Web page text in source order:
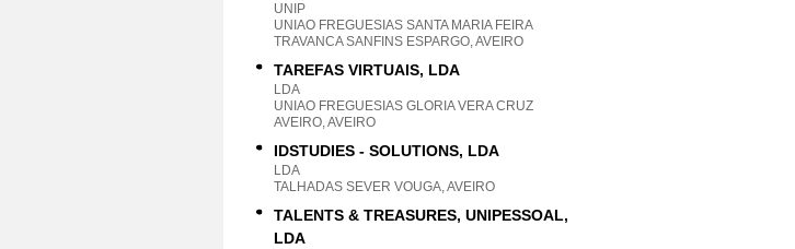
UNIP
UNIAO FREGUESIAS SANTA MARIA FEIRA
TRAVANCA SANFINS ESPARGO, AVEIRO
TAREFAS VIRTUAIS, LDA
LDA
UNIAO FREGUESIAS GLORIA VERA CRUZ
AVEIRO, AVEIRO
IDSTUDIES - SOLUTIONS, LDA
LDA
TALHADAS SEVER VOUGA, AVEIRO
TALENTS & TREASURES, UNIPESSOAL,
LDA